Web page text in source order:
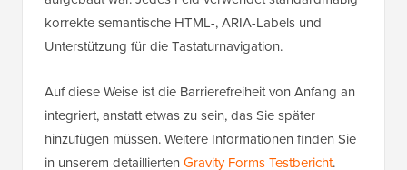
korrekte semantische HTML-, ARIA-Labels und
Unterstützung für die Tastaturnavigation.
Auf diese Weise ist die Barrierefreiheit von Anfang an
integriert, anstatt etwas zu sein, das Sie später
hinzufügen müssen. Weitere Informationen finden Sie
in unserem detaillierten Gravity Forms Testbericht.